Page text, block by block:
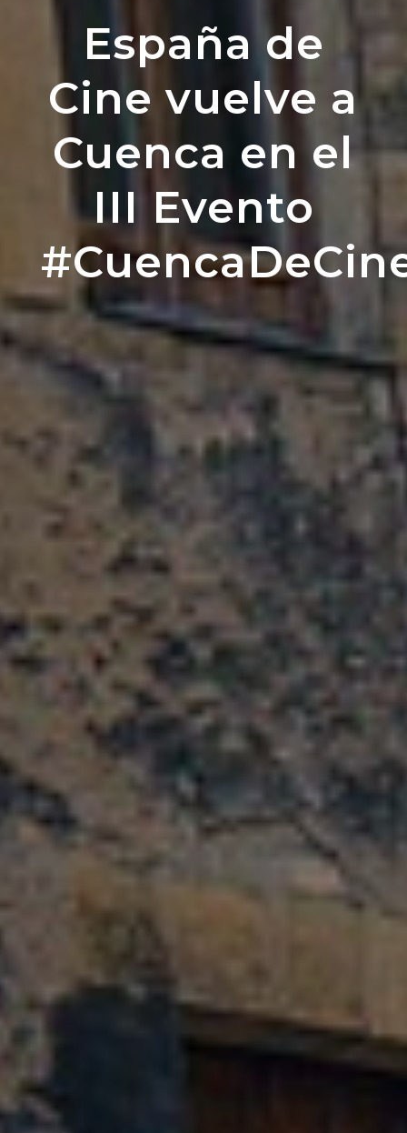
España de
Cine vuelve a
Cuenca en el
III Evento